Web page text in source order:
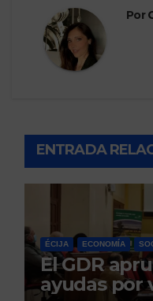
Por
ENTRADA
ÉCIJA ECONOMÍA
El GDR
ayudas por